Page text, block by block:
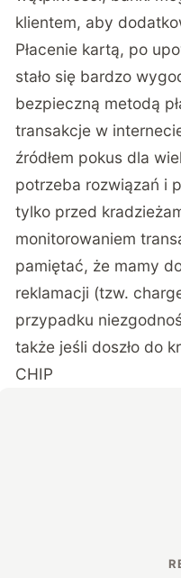
klientem, aby
Płacenie kartą, po
stało się bardzo
bezpieczną metodą
transakcje w
źródłem pokus dla
potrzeba rozwiązań i
tylko przed
monitorowaniem
pamiętać, że mamy
reklamacji (tzw.
przypadku
także jeśli doszło do
CHIP